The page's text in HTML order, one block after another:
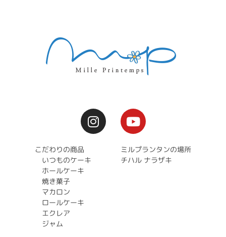
こだわりの商品
いつものケーキ
ホールケーキ
焼き菓子
マカロン
ロールケーキ
エクレア
ジャム
ミルプランタンの場所
チハル ナラザキ